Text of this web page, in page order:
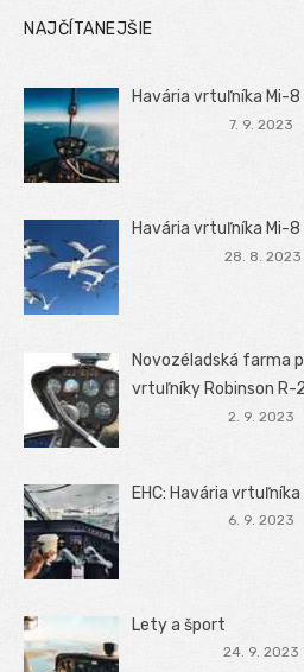
NAJČÍTANEJŠIE
Havária vrtuľníka Mi-8
7. 9. 2023
Havária vrtuľníka Mi-
28. 8. 2023
Novozéladská farma
vrtuľníky Robinson R-
2. 9. 2023
EHC: Havária vrtuľníka
6. 9. 2023
Lety a šport
24. 9. 2023